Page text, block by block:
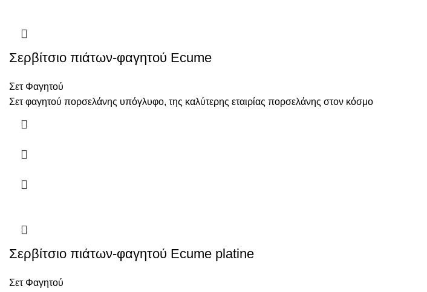
Σερβίτσιο πιάτων-φαγητού Ecume
Σετ Φαγητού
Σετ φαγητού πορσελάνης υπόγλυφο, της καλύτερης εταιρίας πορσελάνης στον κόσμο
Σερβίτσιο πιάτων-φαγητού Ecume platine
Σετ Φαγητού